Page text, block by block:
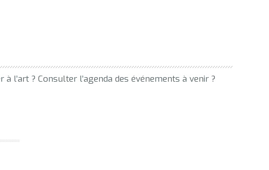
l’art ? Consulter l’agenda des événements à venir ?